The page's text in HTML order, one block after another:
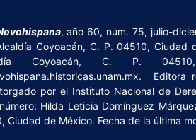
, año 60, núm. 75, julio-
Coyoacán, C. P. 04510,
Coyoacán, C. P.
Editora
por el Instituto Nacional de
Hilda Leticia Domínguez
Ciudad de México. Fecha de la última